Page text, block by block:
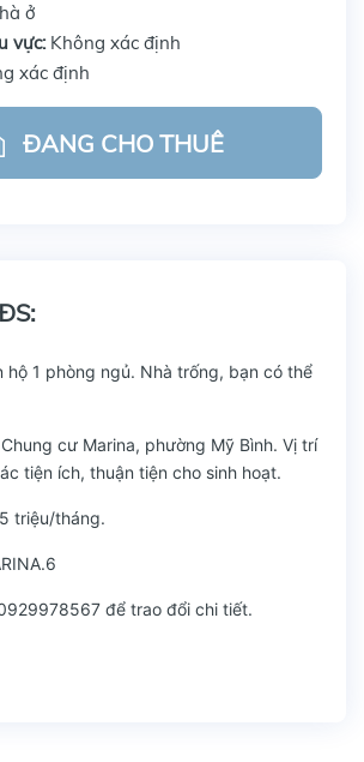
ở
vực: Không xác định
xác định
ĐANG CHO THUÊ
hộ 1 phòng ngủ. Nhà trống, bạn có thể
cư Marina, phường Mỹ Bình. Vị trí
tiện ích, thuận tiện cho sinh hoạt.
triệu/tháng.
để trao đổi chi tiết.